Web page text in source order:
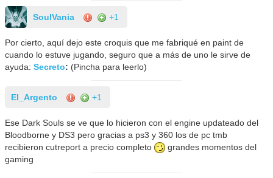
SoulVania +1
Por cierto, aquí dejo este croquis que me fabriqué en paint de
cuando lo estuve jugando, seguro que a más de uno le sirve de
ayuda:Secreto: (Pincha para leerlo)
El_Argento +1
Ese Dark Souls se ve que lo hicieron con el engine updateado del
Bloodborne y DS3 pero gracias a ps3 y 360 los de pc tmb
recibieron cutreport a precio completo
grandes momentos del
gaming